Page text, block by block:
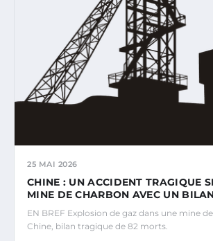
25 MAI 2026
CHINE : UN ACCIDENT TRAGIQUE
MINE DE CHARBON AVEC UN
EN BREF Explosion de gaz dans une mine
Chine, bilan tragique de 82 morts.